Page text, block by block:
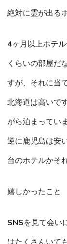
絶対に霊が出る
4ヶ月以上ホテ
くらいの部屋だ
すが、それに当
北海道は高いで
がら泊まってい
逆に鹿児島は安
台のホテルかそ
嬉しかったこと
SNSを見て会い